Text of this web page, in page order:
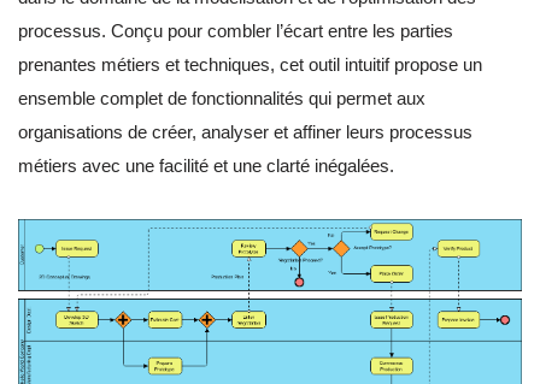
processus. Conçu pour combler l’écart entre les parties
prenantes métiers et techniques, cet outil intuitif propose un
ensemble complet de fonctionnalités qui permet aux
organisations de créer, analyser et affiner leurs processus
métiers avec une facilité et une clarté inégalées.